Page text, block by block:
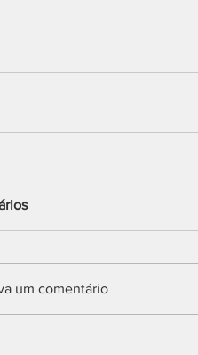
um comentário